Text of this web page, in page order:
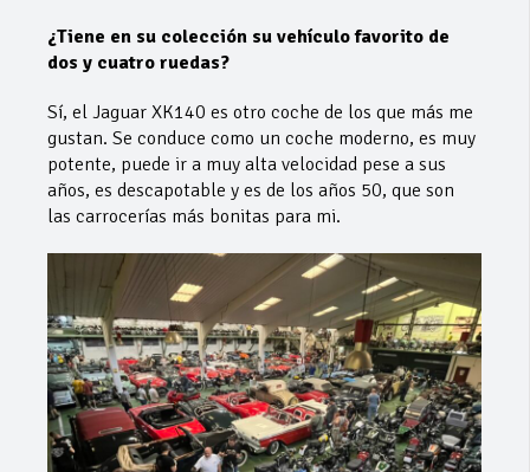
¿Tiene en su colección su vehículo favorito de
dos y cuatro ruedas?
Sí, el Jaguar XK140 es otro coche de los que más me
gustan. Se conduce como un coche moderno, es muy
potente, puede ir a muy alta velocidad pese a sus
años, es descapotable y es de los años 50, que son
las carrocerías más bonitas para mi.